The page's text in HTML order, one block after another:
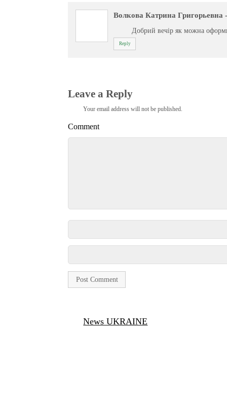
Волкова Катрина Григорьевна -
Добрий вечір як можна
Reply
Leave a Reply
Your email address will not be published.
Comment
News UKRAINE